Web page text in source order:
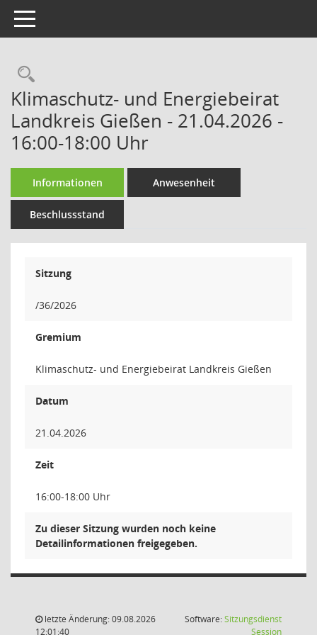
Toggle navigation
Rechercheauswahl
Klimaschutz- und Energiebeirat
Landkreis Gießen - 21.04.2026 -
16:00-18:00 Uhr
Informationen Anwesenheit
Beschlussstand
Sitzung
/36/2026
Gremium
Klimaschutz- und Energiebeirat Landkreis Gießen
Datum
21.04.2026
Zeit
16:00-18:00 Uhr
Zu dieser Sitzung wurden noch keine
Detailinformationen freigegeben.
letzte Änderung: 09.08.2026
12:01:40
Software:Sitzungsdienst
Session(Wird in